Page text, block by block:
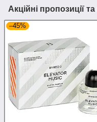
Акційні пропозиції
–45%